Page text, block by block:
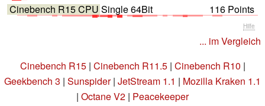
Cinebench R15 CPU Single 64Bit
116 Points
Hilfe
... im Vergleich
Cinebench R15| Cinebench R11.5| Cinebench R10 |
Geekbench 3 | Sunspider| JetStream 1.1 | Mozilla Kraken 1.1
| Octane V2 | Peacekeeper